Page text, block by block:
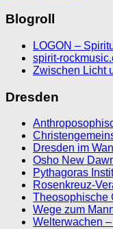
Blogroll
LOGON –
spirit-
Zwischen Licht
Dresden
Dresden im
Osho New
Pythagoras
Rosenkreuz-
Theosophische
Wege zum
Welterwachen